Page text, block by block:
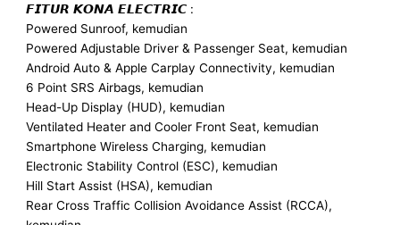
𝙁𝙄𝙏𝙐𝙍 𝙆𝙊𝙉𝘼 𝙀𝙇𝙀𝘾𝙏𝙍𝙄𝘾 :
Powered Sunroof, kemudian
Powered Adjustable Driver & Passenger Seat, kemudian
Android Auto & Apple Carplay Connectivity, kemudian
6 Point SRS Airbags, kemudian
Head-Up Display (HUD), kemudian
Ventilated Heater and Cooler Front Seat, kemudian
Smartphone Wireless Charging, kemudian
Electronic Stability Control (ESC), kemudian
Hill Start Assist (HSA), kemudian
Rear Cross Traffic Collision Avoidance Assist (RCCA),